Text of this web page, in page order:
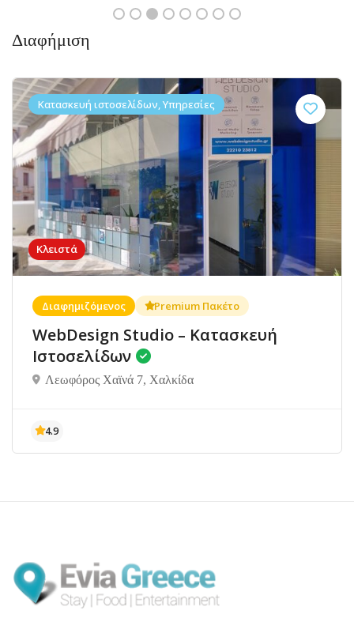
Διαφήμιση
Κλειστά
Κατασκευή ιστοσελίδων, Υπηρεσίες
Διαφημιζόμενος Premium Πακέτο
WebDesign Studio – Κατασκευή
Ιστοσελίδων
Λεωφόρος Χαϊνά 7, Χαλκίδα